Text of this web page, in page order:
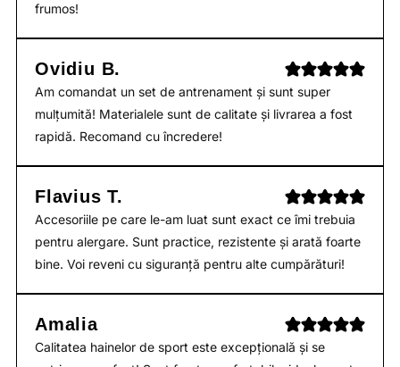
frumos!
Ovidiu B.
Am comandat un set de antrenament și sunt super
mulțumită! Materialele sunt de calitate și livrarea a fost
rapidă. Recomand cu încredere!
Flavius T.
Accesoriile pe care le-am luat sunt exact ce îmi trebuia
pentru alergare. Sunt practice, rezistente și arată foarte
bine. Voi reveni cu siguranță pentru alte cumpărături!
Amalia
Calitatea hainelor de sport este excepțională și se